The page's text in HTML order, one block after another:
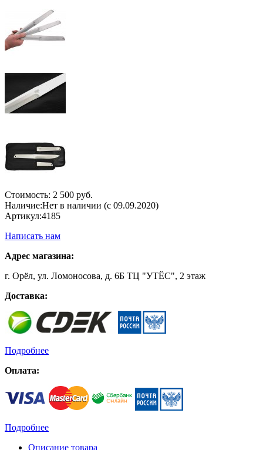
Стоимость: 2 500 руб.
Наличие:Нет в наличии (с 09.09.2020)
Артикул:4185
Написать нам
Адрес магазина:
г. Орёл, ул. Ломоносова, д. 6Б ТЦ "УТЁС", 2 этаж
Доставка:
Подробнее
Оплата:
Подробнее
Описание товара